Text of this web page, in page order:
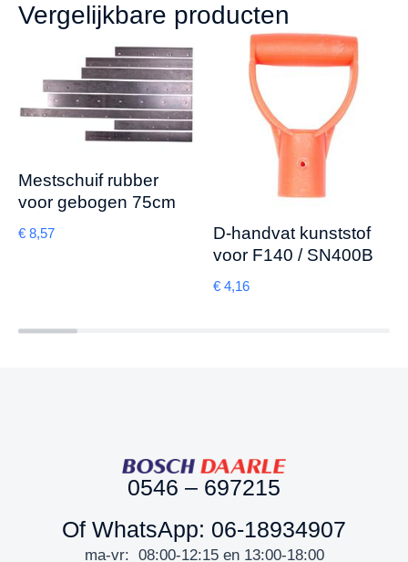
Vergelijkbare producten
Mestschuif rubber
voor gebogen 75cm
€ 8,57
D-handvat kunststof
voor F140 / SN400B
€ 4,16
0546 – 697215
Of WhatsApp: 06-18934907
ma-vr: 08:00-12:15 en 13:00-18:00